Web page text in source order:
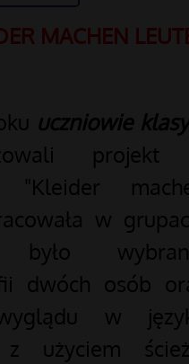
MACHEN
uczniowie
projekt
"Kleider
w
było
dwóch osób
w
użyciem